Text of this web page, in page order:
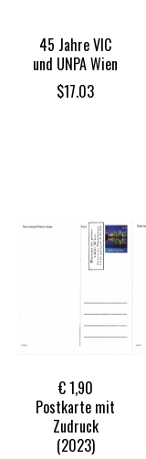
45 Jahre VIC
und UNPA Wien
$17.03
€ 1,90
Postkarte mit
Zudruck
(2023)